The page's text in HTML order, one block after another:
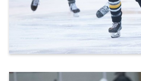
20200302_DEAC-Csíkszereda-18.jpg